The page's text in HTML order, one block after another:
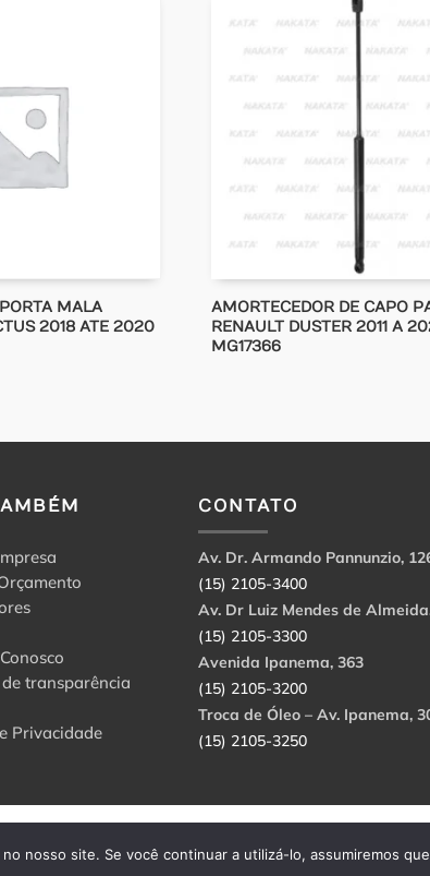
MALA
2018 ATE 2020
AMORTECEDOR DE CAPO
RENAULT DUSTER 2011 A
MG17366
transparência
Privacidade
CONTATO
Av. Dr. Armando Pannunzio,
(15) 2105-3400
Av. Dr Luiz Mendes de
(15) 2105-3300
Avenida Ipanema, 363
(15) 2105-3200
Troca de Óleo – Av. Ipanema,
(15) 2105-3250
nosso site. Se você continuar a utilizá-lo, assumiremos